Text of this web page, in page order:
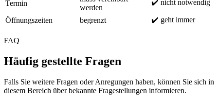
Termin
werden
✔️ nicht notwendig
Öffnungszeiten begrenzt ✔️ geht immer
FAQ
Häufig gestellte Fragen
Falls Sie weitere Fragen oder Anregungen haben, können Sie sich in
diesem Bereich über bekannte Fragestellungen informieren.